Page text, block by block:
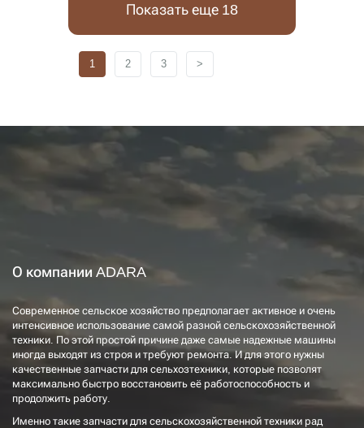
Показать еще 18
1 2 3 >
О компании ADARA
Современное сельское хозяйство предполагает активное и очень
интенсивное использование самой разной сельскохозяйственной
техники. По этой простой причине даже самые надежные машины
иногда выходят из строя и требуют ремонта. И для этого нужны
качественные запчасти для сельхозтехники, которые позволят
максимально быстро восстановить её работоспособность и
продолжить работу.
Именно такие запчасти для сельскохозяйственной техники рад